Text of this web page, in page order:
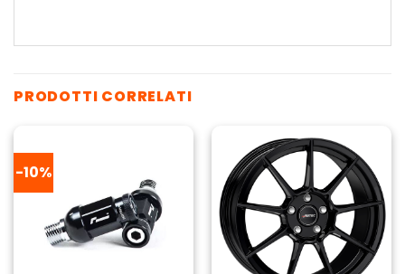
PRODOTTI CORRELATI
-10%